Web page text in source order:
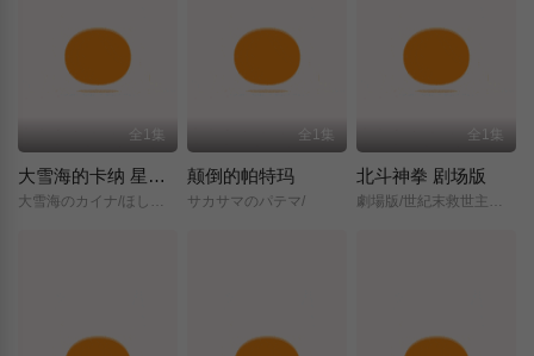
全1集
大雪海的卡纳 星之贤者
大雪海のカイナ/ほしのけんじゃ/
全1集
颠倒的帕特玛
サカサマのパテマ/
全1集
北斗神拳 剧场版
劇場版/世紀末救世主伝説/北斗の拳/